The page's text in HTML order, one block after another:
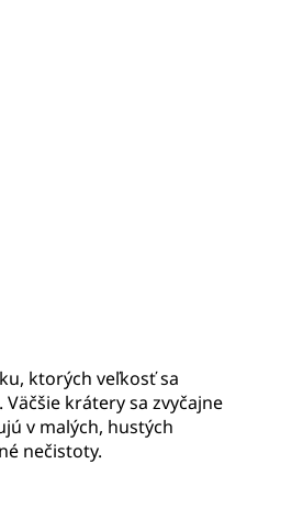
ktorých veľkosť sa
krátery sa zvyčajne
v malých, hustých
nečistoty.